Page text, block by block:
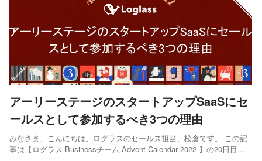
アーリーステージのスタートアップSaaSにセ
ールスとして参加するべき3つの理由
みなさま、こんにちは。ログラスのセールス担当、松倉です。 この記
事は【ログラス Businessチーム Advent Calendar 2022 】の20日目